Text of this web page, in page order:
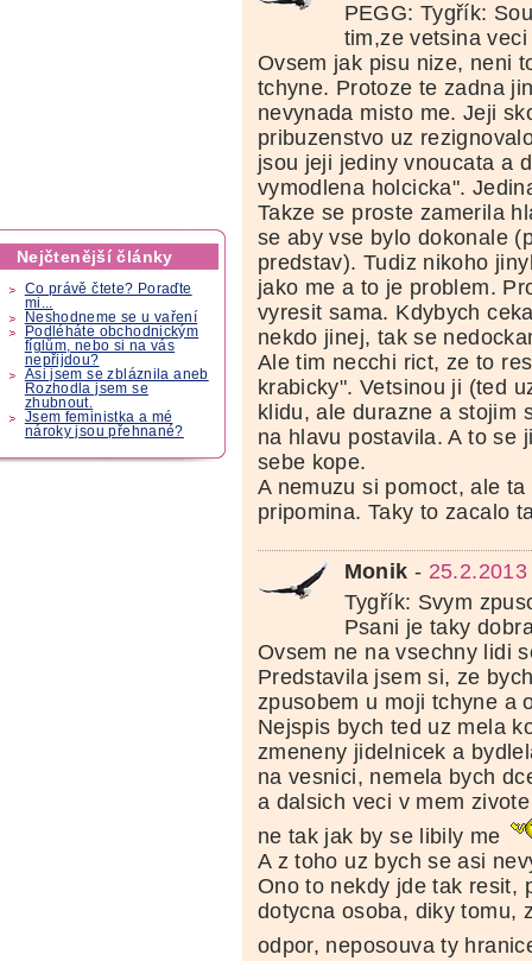
Nejčtenější články
Co právě čtete? Poraďte
mi...
Neshodneme se u vaření
Podléháte obchodnickým
fíglům, nebo si na vás
nepřijdou?
Asi jsem se zbláznila aneb
Rozhodla jsem se
zhubnout.
Jsem feministka a mé
nároky jsou přehnané?
PEGG: Tygřík:
tim,ze vetsina
Ovsem jak pisu nize, neni
tchyne. Protoze te zadna
nevynada misto me. Jeji
pribuzenstvo uz
jsou jeji jediny vnoucata a
vymodlena holcicka".
Takze se proste zamerila
se aby vse bylo dokonale
predstav). Tudiz nikoho
jako me a to je problem.
vyresit sama. Kdybych
nekdo jinej, tak se
Ale tim necchi rict, ze to
krabicky". Vetsinou ji (ted
klidu, ale durazne a stojim
na hlavu postavila. A to se
sebe kope.
A nemuzu si pomoct, ale
pripomina. Taky to zacalo
Monik -
Tygřík: Svym
Psani je taky
Ovsem ne na vsechny lidi
Predstavila jsem si, ze
zpusobem u moji tchyne a
Nejspis bych ted uz mela
zmeneny jidelnicek a
na vesnici, nemela bych
a dalsich veci v mem
ne tak jak by se libily me
A z toho uz bych se asi
Ono to nekdy jde tak resit,
dotycna osoba, diky tomu,
odpor, neposouva ty